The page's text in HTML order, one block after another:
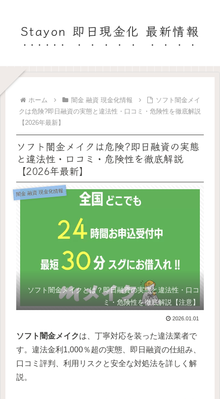
Stayon 即日現金化 最新情報
ホーム 闇金 融資 現金化情報
ソフト闇金メイ
クは危険?即日融資の実態と違法性・口コミ・危険性を徹底解説
【2026年最新】
ソフト闇金メイクは危険?即日融資の実態
と違法性・口コミ・危険性を徹底解説
【2026年最新】
闇金 融資 現金化情報
ソフト闇金メイクとは？即日融資の実態と違法性・口コ
ミ・危険性を徹底解説【注意】
2026.01.01
ソフト闇金メイクは、丁寧対応を装った違法業者で
す。違法金利1,000％超の実態、即日融資の仕組み、
口コミ評判、利用リスクと安全な対処法を詳しく解
説。